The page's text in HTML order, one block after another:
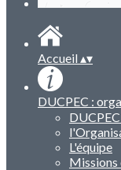
Accueil ▴▾
DUCPEC :
L'équipe
Missions